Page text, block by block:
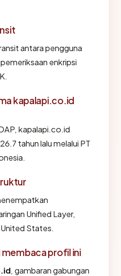
antara pengguna
enkripsi
kapalapi.co.id
kapalapi.co.id
tahun lalu melalui PT
Unified Layer,
States.
membaca profil ini
, gambaran gabungan